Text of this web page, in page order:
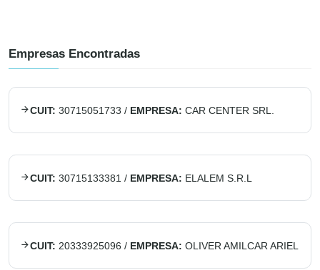
Empresas Encontradas
CUIT: 30715051733 / EMPRESA: CAR CENTER SRL.
CUIT: 30715133381 / EMPRESA: ELALEM S.R.L
CUIT: 20333925096 / EMPRESA: OLIVER AMILCAR ARIEL